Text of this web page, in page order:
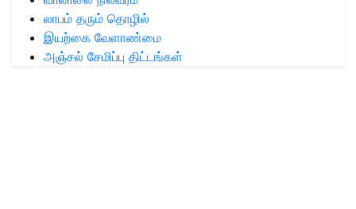
லாபம் தரும் தொழில்
இயற்கை வேளாண்மை
அஞ்சல் சேமிப்பு திட்டங்கள்